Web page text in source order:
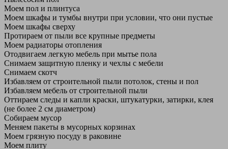
Моем пол и плинтуса
Моем шкафы и тумбы внутри при условии, что они пустые
Моем шкафы сверху
Протираем от пыли все крупные предметы
Моем радиаторы отопления
Отодвигаем легкую мебель при мытье пола
Снимаем защитную пленку и чехлы с мебели
Снимаем скотч
Избавляем от строительной пыли потолок, стены и пол
Избавляем мебель от строительной пыли
Оттираем следы и капли краски, штукатурки, затирки, клея
(не более 2 см диаметром)
Собираем мусор
Меняем пакеты в мусорных корзинах
Моем грязную посуду в раковине
Моем плиту